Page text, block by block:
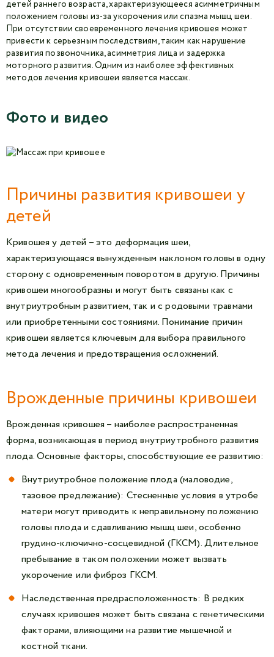
детей раннего возраста, характеризующееся асимметричным
положением головы из-за укорочения или спазма мышц шеи.
При отсутствии своевременного лечения кривошея может
привести к серьезным последствиям, таким как нарушение
развития позвоночника, асимметрия лица и задержка
моторного развития. Одним из наиболее эффективных
методов лечения кривошеи является массаж.
Фото и видео
Причины развития кривошеи у
детей
Кривошея у детей – это деформация шеи,
характеризующаяся вынужденным наклоном головы в одну
сторону с одновременным поворотом в другую. Причины
кривошеи многообразны и могут быть связаны как с
внутриутробным развитием, так и с родовыми травмами
или приобретенными состояниями. Понимание причин
кривошеи является ключевым для выбора правильного
метода лечения и предотвращения осложнений.
Врожденные причины кривошеи
Врожденная кривошея – наиболее распространенная
форма, возникающая в период внутриутробного развития
плода. Основные факторы, способствующие ее развитию:
Внутриутробное положение плода (маловодие,
тазовое предлежание): Стесненные условия в утробе
матери могут приводить к неправильному положению
головы плода и сдавливанию мышц шеи, особенно
грудино-ключично-сосцевидной (ГКСМ). Длительное
пребывание в таком положении может вызвать
укорочение или фиброз ГКСМ.
Наследственная предрасположенность: В редких
случаях кривошея может быть связана с генетическими
факторами, влияющими на развитие мышечной и
костной ткани.